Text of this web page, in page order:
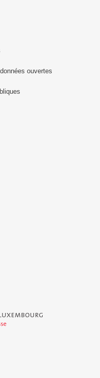
ouvertes
Luxembourg - Service